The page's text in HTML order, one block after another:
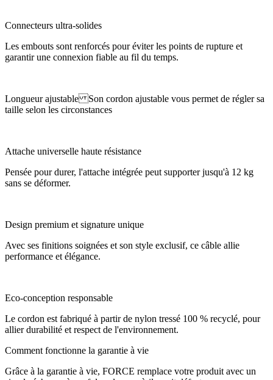
Connecteurs ultra-solides
Les embouts sont renforcés pour éviter les points de rupture et
garantir une connexion fiable au fil du temps.
Longueur ajustable Son cordon ajustable vous permet de régler sa
taille selon les circonstances
Attache universelle haute résistance
Pensée pour durer, l'attache intégrée peut supporter jusqu'à 12 kg
sans se déformer.
Design premium et signature unique
Avec ses finitions soignées et son style exclusif, ce câble allie
performance et élégance.
Eco-conception responsable
Le cordon est fabriqué à partir de nylon tressé 100 % recyclé, pour
allier durabilité et respect de l'environnement.
Comment fonctionne la garantie à vie
Grâce à la garantie à vie, FORCE remplace votre produit avec un